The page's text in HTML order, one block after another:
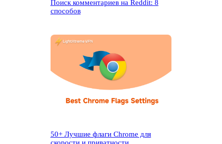
Поиск комментариев на Reddit: 8
способов
50+ Лучшие флаги Chrome для
скорости и приватности